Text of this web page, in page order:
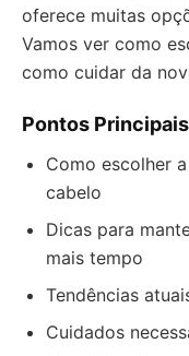
oferece muitas
Vamos ver como
como cuidar da
Pontos Principais
Como escolher
cabelo
Dicas para
mais tempo
Tendências
Cuidados